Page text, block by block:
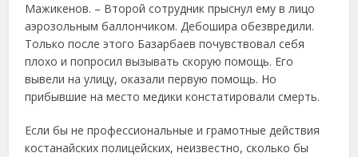
Мажикенов. – Второй сотрудник прыснул ему в лицо
аэрозольным баллончиком. Дебошира обезвредили.
Только после этого Базарбаев почувствовал себя
плохо и попросил вызывать скорую помощь. Его
вывели на улицу, оказали первую помощь. Но
прибывшие на место медики констатировали смерть.
Если бы не профессиональные и грамотные действия
костанайских полицейских, неизвестно, сколько бы